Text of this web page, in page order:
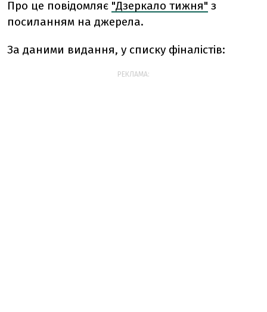
Про це повідомляє "Дзеркало тижня" з
посиланням на джерела.
За даними видання, у списку фіналістів:
РЕКЛАМА: